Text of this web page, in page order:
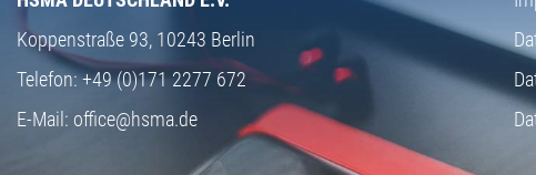
Koppenstraße 93, 10243 Berlin
Telefon:+49 (0)171 2277 672
E-Mail: office@hsma.de